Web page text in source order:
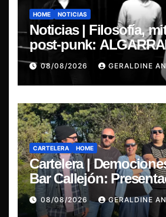
HOME NOTICIAS
Noticias | Filosofía,
post-punk:
presenta “Cantos de
08/08/2026 GERALDINE
CARTELERA HOME
Cartelera |
Bar Callejón:
de su EP y estreno
“Mujer Escarlata”
08/08/2026 GERALDINE